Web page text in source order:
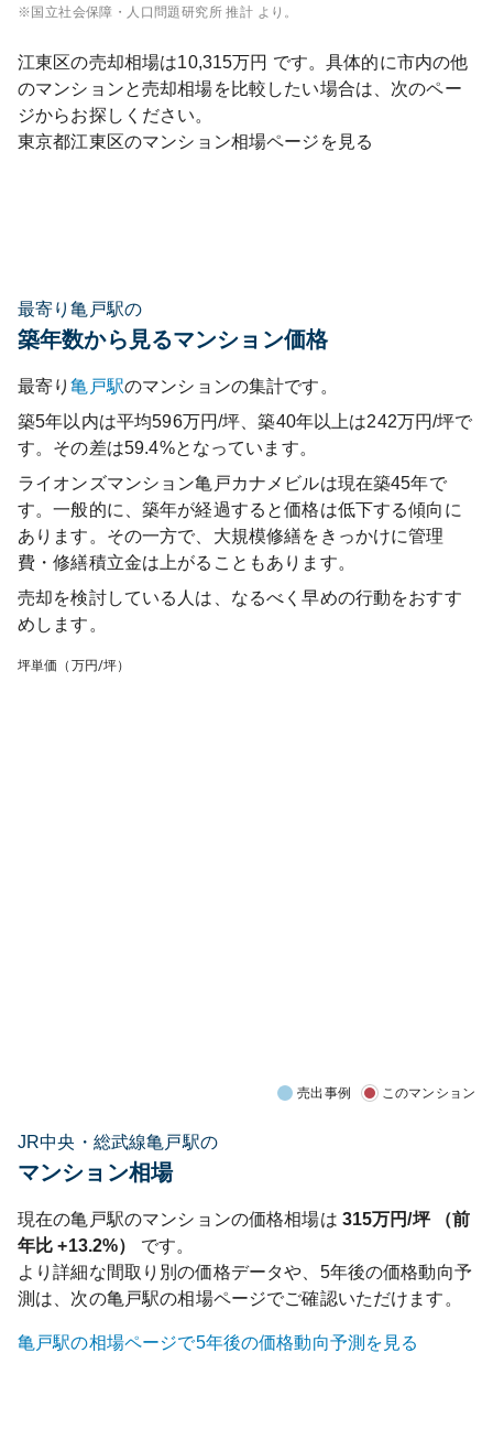
※国立社会保障・人口問題研究所 推計 より。
江東区の売却相場は10,315万円 です。具体的に市内の他
のマンションと売却相場を比較したい場合は、次のペー
ジからお探しください。
東京都江東区のマンション相場ページを見る
最寄り亀戸駅の
築年数から見るマンション価格
最寄り亀戸駅のマンションの集計です。
築5年以内は平均596万円/坪、築40年以上は242万円/坪で
す。その差は59.4%となっています。
ライオンズマンション亀戸カナメビルは現在築45年で
す。一般的に、築年が経過すると価格は低下する傾向に
あります。その一方で、大規模修繕をきっかけに管理
費・修繕積立金は上がることもあります。
売却を検討している人は、なるべく早めの行動をおすす
めします。
坪単価（万円/坪）
売出事例 このマンション
JR中央・総武線亀戸駅の
マンション相場
現在の亀戸駅のマンションの価格相場は 315万円/坪 （前
年比+13.2%）
です。
より詳細な間取り別の価格データや、5年後の価格動向予
測は、次の亀戸駅の相場ページでご確認いただけます。
亀戸駅の相場ページで5年後の価格動向予測を見る